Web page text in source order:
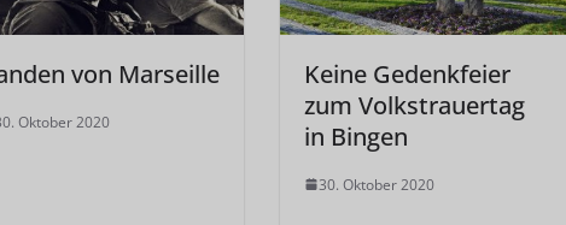
von Marseille
Oktober 2020
Keine Gedenkfeier
zum Volkstrauertag
in Bingen
30. Oktober 2020